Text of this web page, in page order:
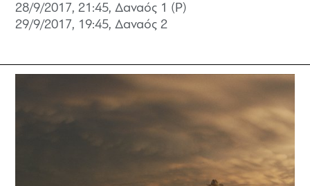
28/9/2017, 21:45, Δαναός 1 (P)
29/9/2017, 19:45,Δαναός 2